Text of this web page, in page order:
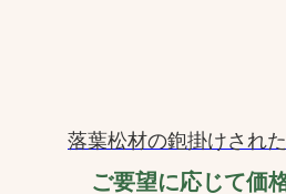
落葉松材の鉋掛けされ
ご要望に応じて価